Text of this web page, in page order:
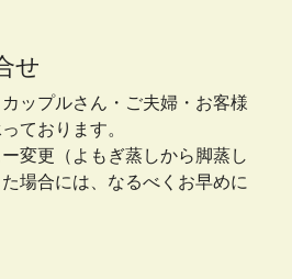
せ
ップルさん・ご夫婦・お客様
ております。
変更（よもぎ蒸しから脚蒸し
場合には、なるべくお早めに